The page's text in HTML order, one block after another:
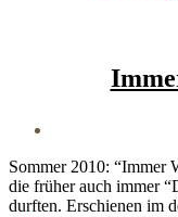
Sommer 2010: “Immer
die früher auch immer
durften. Erschienen im